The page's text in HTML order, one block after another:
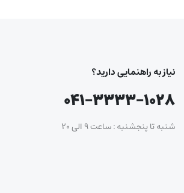
نیاز به راهنمایی دارید؟
۰۴۱-۳۳۳۳-۱۰۲۸
شنبه تا پنجشنبه : ساعت ۹ الی ۲۰